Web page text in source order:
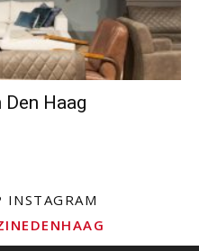
Haag
INSTAGRAM